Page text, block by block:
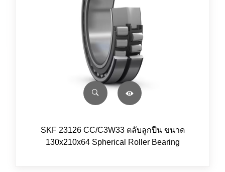
SKF 23126 CC/C3W33 ตลับลูกปืน ขนาด
130x210x64 Spherical Roller Bearing